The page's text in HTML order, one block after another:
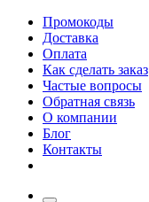
Промокоды
Доставка
Оплата
Как сделать заказ
Частые вопросы
Обратная связь
О компании
Блог
Контакты